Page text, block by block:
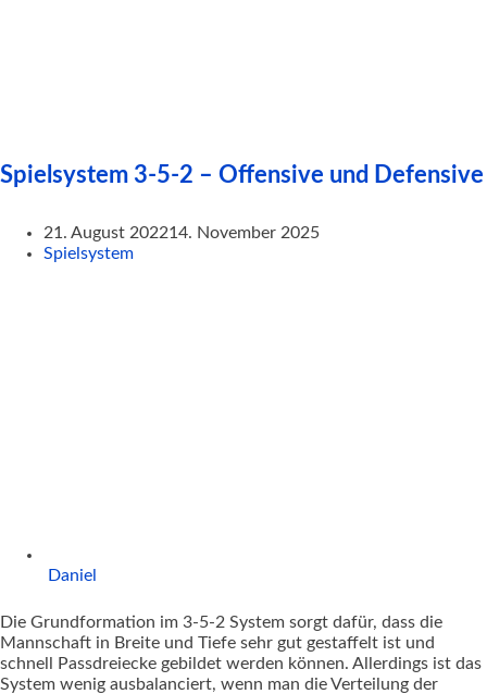
Spielsystem 3-5-2 – Offensive und Defensive
21. August 202214. November 2025
Spielsystem
Daniel
Die Grundformation im 3-5-2 System sorgt dafür, dass die
Mannschaft in Breite und Tiefe sehr gut gestaffelt ist und
schnell Passdreiecke gebildet werden können. Allerdings ist das
System wenig ausbalanciert, wenn man die Verteilung der